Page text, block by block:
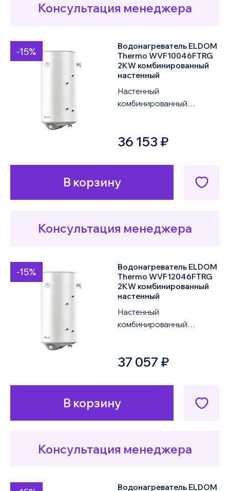
Консультация менеджера
-15%
Водонагреватель ELDOM
Thermo WVF10046FTRG
2KW комбинированный
настенный
Настенный
комбинированный
2KW объемом 100 литров
36 153 ₽
В корзину
Консультация менеджера
-15%
Водонагреватель ELDOM
Thermo WVF12046FTRG
2KW комбинированный
настенный
Настенный
комбинированный
2KW объемом 120 литров
37 057 ₽
В корзину
Консультация менеджера
Водонагреватель ELDOM